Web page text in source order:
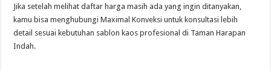
Jika setelah melihat daftar harga masih ada yang ingin ditanyakan,
kamu bisa menghubungi Maximal Konveksi untuk konsultasi lebih
detail sesuai kebutuhan sablon kaos profesional di Taman Harapan
Indah.